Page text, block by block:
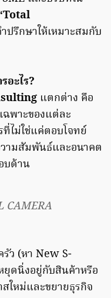
ปรึกษาให้เหมาะสมกับ
อะไร?
แตกต่าง คือ
ฉพาะของแต่ละ
ไม่ใช่แค่ตอบโจทย์
ามสัมพันธ์และอนาคต
บด้าน
CAMERA
ว (หา New S-
ยุดนิ่งอยู่กับสินค้าหรือ
ใหม่และขยายธุรกิจ